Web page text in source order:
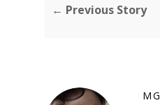
← Previous Story
MG